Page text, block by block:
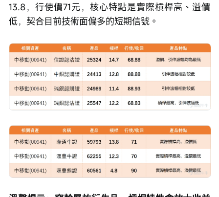
13.8，行使價71元，核心特點是實際槓桿高、溢價
低，契合目前技術面偏多的短期信號。